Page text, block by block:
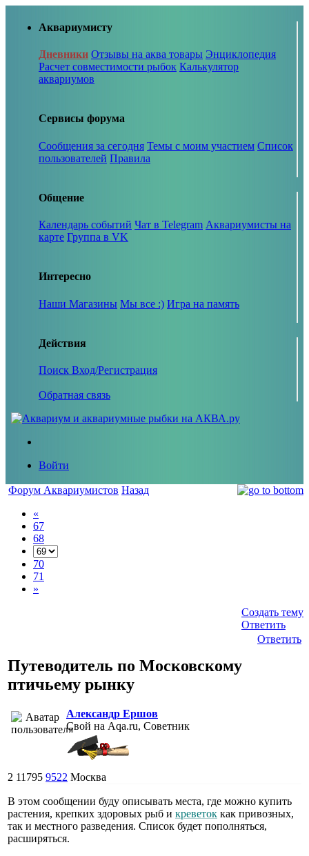
Аквариумисту
Дневники Отзывы на аква товары Энциклопедия
Расчет совместимости рыбок Калькулятор
аквариумов
Сервисы форума
Сообщения за сегодня Темы с моим участием Список
пользователей Правила
Общение
Календарь событий Чат в Telegram Аквариумисты на
карте Группа в VK
Интересно
Наши Магазины Мы все :) Игра на память
Действия
Поиск Вход/Регистрация
Обратная связь
Войти
Форум Аквариумистов Назад
«
67
68
70
71
»
Создать тему
Ответить
Ответить
Путеводитель по Московскому
птичьему рынку
Александр Ершов
Свой на Aqa.ru, Советник
2 11795 9522 Москва
В этом сообщении буду описывать места, где можно купить
растения, крепких здоровых рыб и креветок как привозных,
так и местного разведения. Список будет пополняться,
расширяться.